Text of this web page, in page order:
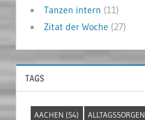
Tanzen intern (11)
Zitat der Woche (27)
TAGS
AACHEN (54) ALLTAGSSORGEN